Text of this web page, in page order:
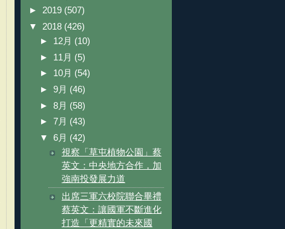
► 2019 (507)
▼ 2018 (426)
► 12月 (10)
► 11月 (5)
► 10月 (54)
► 9月 (46)
► 8月 (58)
► 7月 (43)
▼ 6月 (42)
視察「草屯植物公園」蔡
英文：中央地方合作，加
強南投發展力道
出席三軍六校院聯合畢禮
蔡英文：讓國軍不斷進化
打造「更精實的未來國